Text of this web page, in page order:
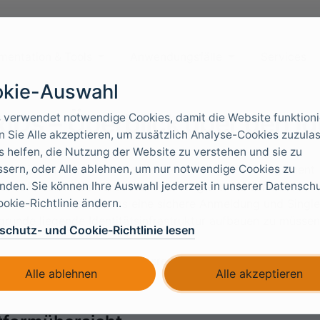
& Tools
– Überblick über den
ist eine Plattform für Identitäts- und
(OP) sowie als Verbundbroker fungiert. Sie verwaltet
, sodass Teams eine sichere Anmeldung und
in Europa – Eigentumsrechte und Daten verbleiben in
Auswahl
verwendet notwendige Cookies, damit die Website
Sie Alle akzeptieren, um zusätzlich Analyse-Cookies
helfen, die Nutzung der Website zu verstehen und sie zu
oder Alle ablehnen, um nur notwendige Cookies zu
Sie können Ihre Auswahl jederzeit in unserer
Richtlinie ändern.
und Cookie-Richtlinie lesen
Alle ablehnen Alle akzeptieren